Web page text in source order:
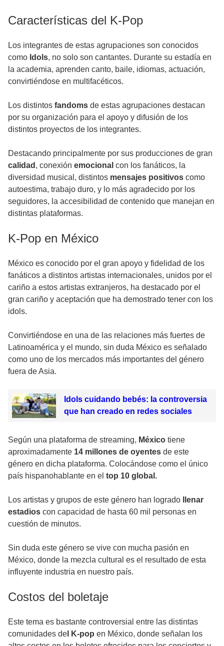
Características del K-Pop
Los integrantes de estas agrupaciones son conocidos
como Idols, no solo son cantantes. Durante su estadía en
la academia, aprenden canto, baile, idiomas, actuación,
convirtiéndose en multifacéticos.
Los distintos fandoms de estas agrupaciones destacan
por su organización para el apoyo y difusión de los
distintos proyectos de los integrantes.
Destacando principalmente por sus producciones de gran
calidad , conexión emocional con los fanáticos, la
diversidad musical, distintos mensajes positivos como
autoestima, trabajo duro, y lo más agradecido por los
seguidores, la accesibilidad de contenido que manejan en
distintas plataformas.
K-Pop en México
México es conocido por el gran apoyo y fidelidad de los
fanáticos a distintos artistas internacionales, unidos por el
cariño a estos artistas extranjeros, ha destacado por el
gran cariño y aceptación que ha demostrado tener con los
idols.
Convirtiéndose en una de las relaciones más fuertes de
Latinoamérica y el mundo, sin duda México es señalado
como uno de los mercados más importantes del género
fuera de Asia.
Idols cuidando bebés: la controversia
que han creado en redes sociales
Según una plataforma de streaming, México tiene
aproximadamente 14 millones de oyentes de este
género en dicha plataforma. Colocándose como el único
país hispanohablante en el top 10 global.
Los artistas y grupos de este género han logrado
llenar
estadios con capacidad de hasta 60 mil personas en
cuestión de minutos.
Sin duda este género se vive con mucha pasión en
México, donde la mezcla cultural es el resultado de esta
influyente industria en nuestro país.
Costos del boletaje
Este tema es bastante controversial entre las distintas
comunidades de l K-pop en México, donde señalan los